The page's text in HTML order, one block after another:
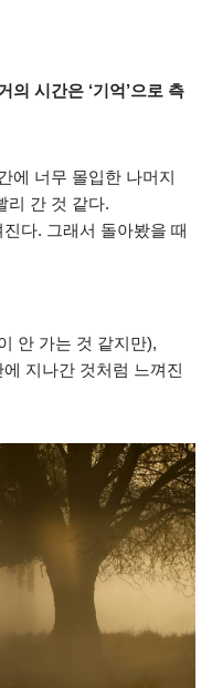
의 시간은 ‘기억’으로 측
에 너무 몰입한 나머지
리 간 것 같다.
다. 그래서 돌아봤을 때
안 가는 것 같지만),
지나간 것처럼 느껴진